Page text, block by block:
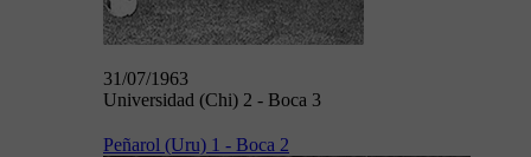
31/07/1963
Universidad (Chi) 2 - Boca 3
Peñarol (Uru) 1 - Boca 2